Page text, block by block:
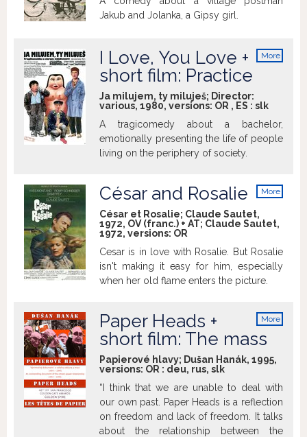
released in August 1990.
Jakub and Jolanka, a Gipsy girl.
More
I Love, You Love +
short film: Practice
Ja milujem, ty miluješ; Director:
various, 1980, versions: OR , ES : slk
A tragicomedy about a bachelor,
emotionally presenting the life of people
living on the periphery of society.
More
César and Rosalie
César et Rosalie; Claude Sautet,
1972, OV (franc.) + AT; Claude Sautet,
1972, versions: OR
Cesar is in love with Rosalie. But Rosalie
isn't making it easy for him, especially
when her old flame enters the picture.
More
Paper Heads +
short film: The mass
Papierové hlavy; Dušan Hanák, 1995,
versions: OR : deu, rus, slk
“I think that we are unable to deal with
our own past. Paper Heads is a reflection
on freedom and lack of freedom. It talks
about the relationship between the